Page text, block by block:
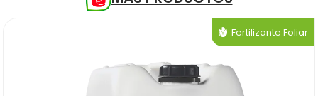
Fertilizante Foliar